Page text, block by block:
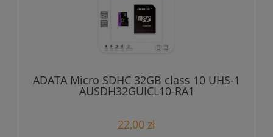
ADATA Micro SDHC 32GB class 10 UHS-1
AUSDH32GUICL10-RA1
22,00 zł